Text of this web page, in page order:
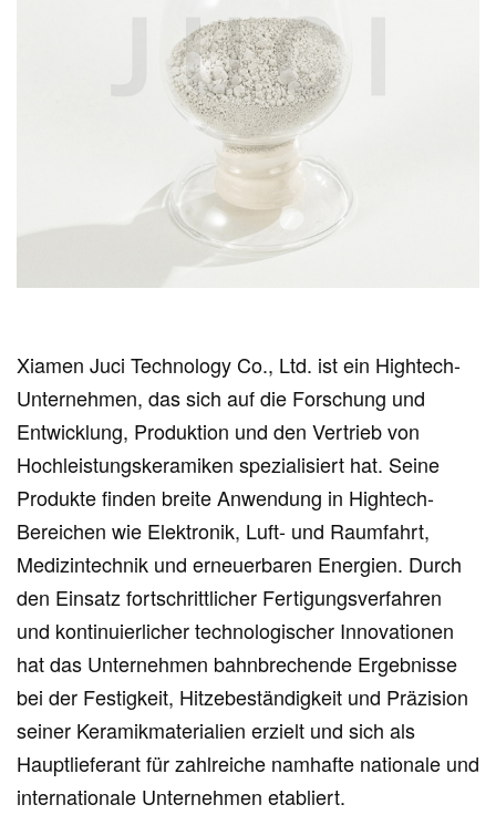
Xiamen Juci Technology Co., Ltd. ist ein Hightech-
Unternehmen, das sich auf die Forschung und
Entwicklung, Produktion und den Vertrieb von
Hochleistungskeramiken spezialisiert hat. Seine
Produkte finden breite Anwendung in Hightech-
Bereichen wie Elektronik, Luft- und Raumfahrt,
Medizintechnik und erneuerbaren Energien. Durch
den Einsatz fortschrittlicher Fertigungsverfahren
und kontinuierlicher technologischer Innovationen
hat das Unternehmen bahnbrechende Ergebnisse
bei der Festigkeit, Hitzebeständigkeit und Präzision
seiner Keramikmaterialien erzielt und sich als
Hauptlieferant für zahlreiche namhafte nationale und
internationale Unternehmen etabliert.